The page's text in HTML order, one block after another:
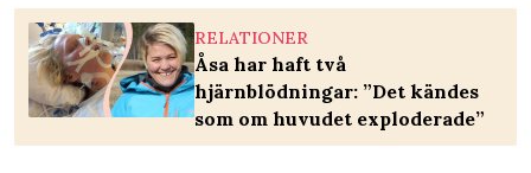
RELATIONER
Åsa har haft två
hjärnblödningar: ”Det kändes
som om huvudet exploderade”